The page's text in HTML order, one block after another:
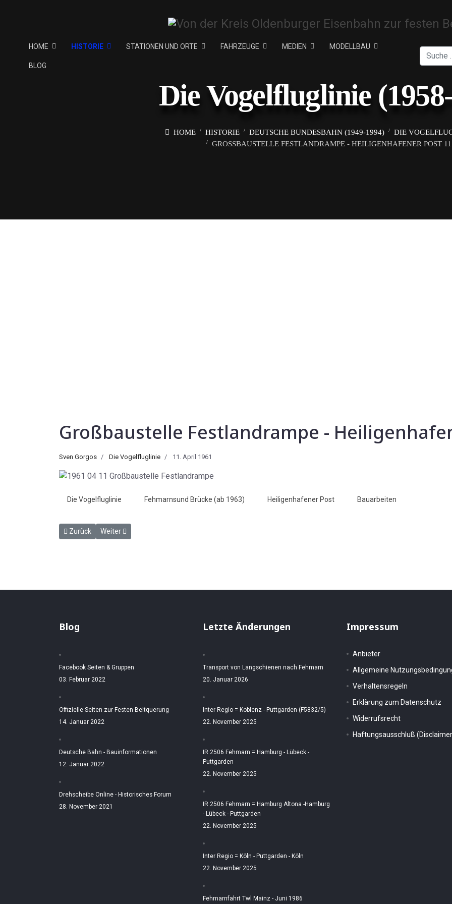
HOME HISTORIE STATIONEN UND ORTE FAHRZEUGE MEDIEN MODELLBAU
BLOG
Suchen
Die Vogelfluglinie
HOME HISTORIE DEUTSCHE BUNDESBAHN (1949-1994)
DIE
GROSSBAUSTELLE FESTLANDRAMPE - HEILIGENHAFENER POST
Großbaustelle Festlandrampe -
Sven Gorgos Die Vogelfluglinie 11. April 1961
Die Vogelfluglinie Fehmarnsund Brücke (ab 1963) Heiligenhafener Post Bauarbeiten
Vorheriger Beitrag: Ein Senkkasten für Pfeiler 4 - Heiligenhafener Post 11.4.1961
Zurück Nächster Beitrag: Eindrucksvolle Ehrung verdienter Gewerkschaftler - Heiligenhafener Post 18.4.1961
Weiter
Blog
Facebook Seiten & Gruppen
03. Februar 2022
Offizielle Seiten zur Festen Beltquerung
14. Januar 2022
Deutsche Bahn - Bauinformationen
12. Januar 2022
Drehscheibe Online - Historisches Forum
28. November 2021
Letzte Änderungen
Transport von Langschienen nach Fehmarn
20. Januar 2026
Inter Regio = Koblenz - Puttgarden (F5832/5)
22. November 2025
IR 2506 Fehmarn = Hamburg - Lübeck -
Puttgarden
22. November 2025
IR 2506 Fehmarn = Hamburg Altona -Hamburg
- Lübeck - Puttgarden
22. November 2025
Inter Regio = Köln - Puttgarden - Köln
22. November 2025
Fehmarnfahrt Twl Mainz - Juni 1986
Impressum
Anbieter
Allgemeine
Verhaltensregeln
Erklärung zum Datenschutz
Widerrufsrecht
Haftungsausschluß